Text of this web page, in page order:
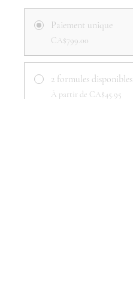
Paiement unique
CA$799.00
2 formules disponibles
À partir de CA$45.95